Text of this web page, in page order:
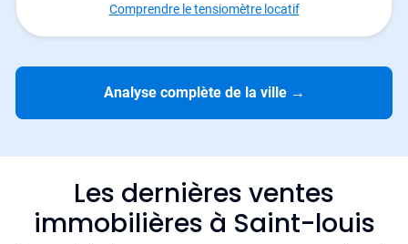
Comprendre le tensiomètre locatif
Analyse complète de la ville →
Les dernières ventes
immobilières à Saint-louis